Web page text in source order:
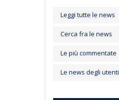
Leggi tutte le news
Cerca fra le news
Le più commentate
Le news degli utenti